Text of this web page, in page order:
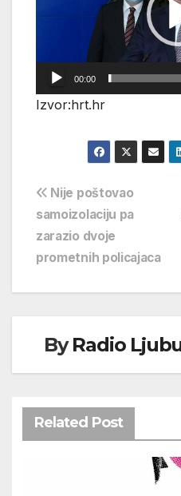
00:00
Izvor:hrt.hr
Navigacija
objava
Nije poštovao
samoizolaciju pa
zarazio dvoje
prometnih policajaca
ByRadio
Related Post